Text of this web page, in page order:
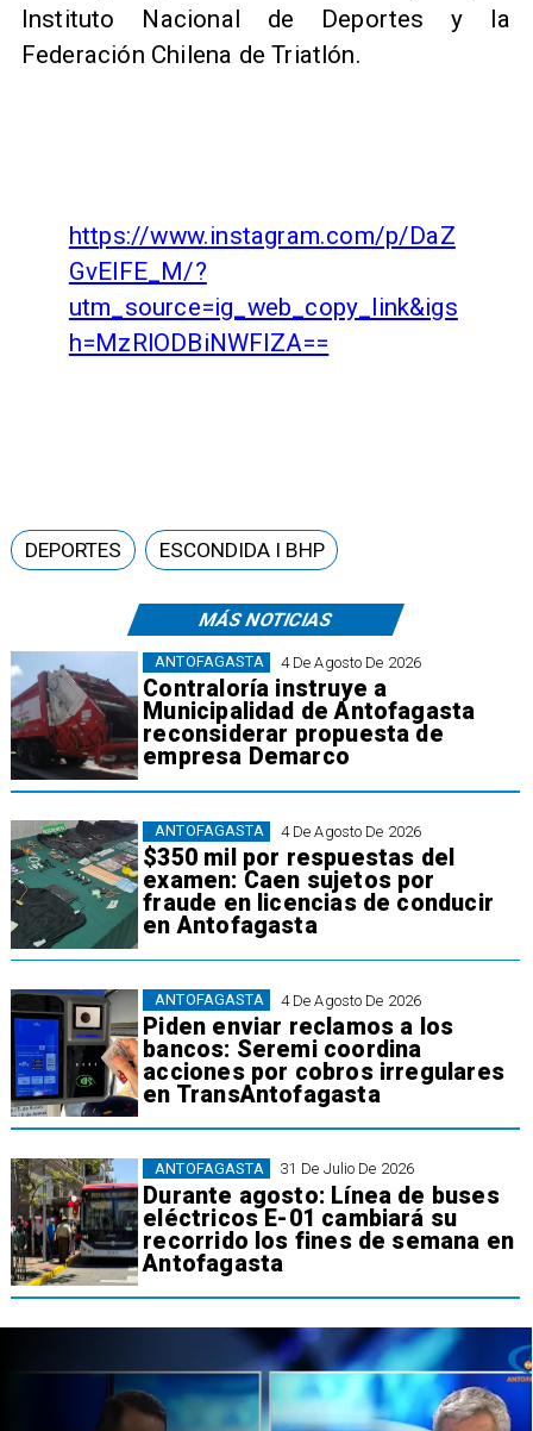
Instituto Nacional de Deportes y la
Federación Chilena de Triatlón.
https://www.instagram.com/p/DaZ
GvElFE_M/?
utm_source=ig_web_copy_link&igs
h=MzRlODBiNWFlZA==
MÁS NOTICIAS
4 De Agosto De 2026
Contraloría instruye a
Municipalidad de Antofagasta
reconsiderar propuesta de
empresa Demarco
ANTOFAGASTA
4 De Agosto De 2026
$350 mil por respuestas del
examen: Caen sujetos por
fraude en licencias de conducir
en Antofagasta
ANTOFAGASTA
4 De Agosto De 2026
Piden enviar reclamos a los
bancos: Seremi coordina
acciones por cobros irregulares
en TransAntofagasta
ANTOFAGASTA
31 De Julio De 2026
Durante agosto: Línea de buses
eléctricos E-01 cambiará su
recorrido los fines de semana en
Antofagasta
ANTOFAGASTA
DEPORTES ESCONDIDA I BHP